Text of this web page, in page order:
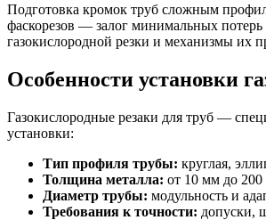
Подготовка кромок труб сложным
фаскорезов — залог минимальных потерь
газокислородной резки и механизмы их
Особенности установки
Газокислородные резаки для труб —
установки:
Тип профиля трубы: круглая,
Толщина металла: от 10 мм до 200
Диаметр трубы: модульность и
Требования к точности: допуски,